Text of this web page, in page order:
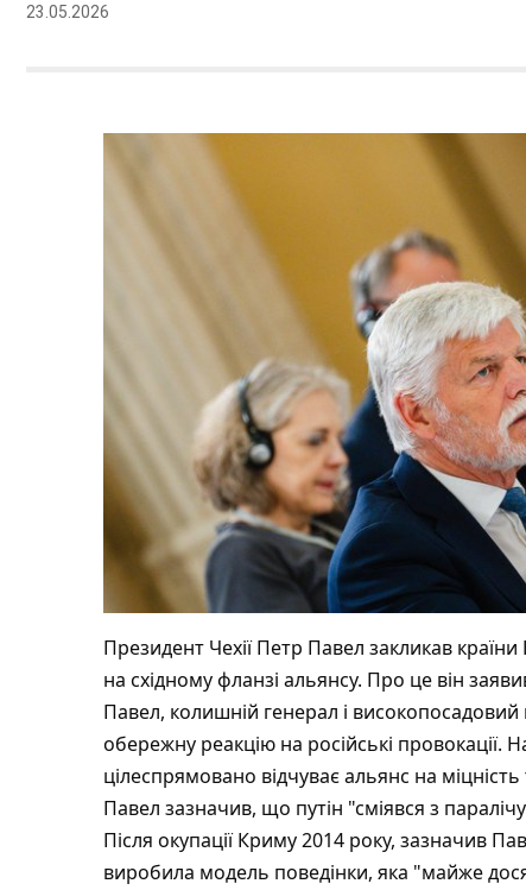
23.05.2026
Президент Чехії Петр Павел закликав
на східному фланзі альянсу. Про це він
Павел, колишній генерал і
обережну реакцію на російські провокації.
цілеспрямовано відчуває альянс на
Павел зазначив, що путін "сміявся з
Після окупації Криму 2014 року, зазначив
виробила модель поведінки, яка "майже